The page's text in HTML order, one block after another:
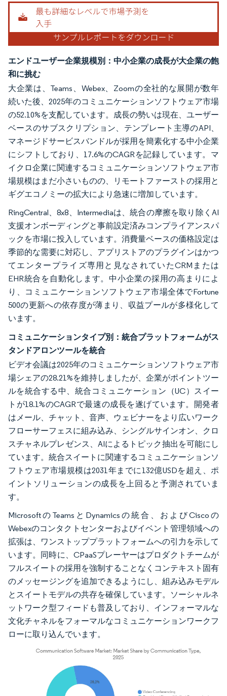
エンドユーザー企業規模別：中小企業の成長が大企業の飽
和に挑む
大企業は、Teams、Webex、Zoomの全社的な展開が数年
続いた後、2025年のコミュニケーションソフトウェア市場
の52.10%を支配しています。成長の勢いは現在、ユーザー
ベースのサブスクリプション、テンプレート主導のAPI、
マネージドサービスバンドルが採用を簡素化する中小企業
にシフトしており、17.6%のCAGRを記録しています。マ
イクロ企業に関連するコミュニケーションソフトウェア市
場規模はまだ小さいものの、リモートファーストの採用と
ギグエコノミーの拡大により急速に増加しています。
RingCentral、8x8、Intermediaは、統合の摩擦を取り除くAI
支援オンボーディングと事前設定済みコンプライアンスパ
ックを市場に投入しています。消費量ベースの価格設定は
季節的な需要に対応し、アプリストアのプラグインはかつ
てエンタープライズ専用と見なされていたCRMまたは
EHR統合を自動化します。中小企業の採用の高まりによ
り、コミュニケーションソフトウェア市場全体でFortune
500の更新への依存度が薄まり、収益プールが多様化して
います。
コミュニケーションタイプ別：統合プラットフォームがス
タンドアロンツールを統合
ビデオ会議は2025年のコミュニケーションソフトウェア市
場シェアの28.21%を維持しましたが、企業がポイントツー
ルを統合する中、統合コミュニケーション（UC）スイー
トが18.1%のCAGRで最速の成長を遂げています。開発者
はメール、チャット、音声、ウェビナーをより広いワーク
フローサーフェスに組み込み、シングルサインオン、クロ
スチャネルプレゼンス、AIによるトピック抽出を可能にし
ています。統合スイートに関連するコミュニケーションソ
フトウェア市場規模は2031年までに132億USDを超え、ポ
イントソリューションの成長を上回ると予測されていま
す。
MicrosoftのTeamsとDynamicsの統合、およびCiscoの
Webexのコンタクトセンターおよびイベント管理領域への
拡張は、ワンストッププラットフォームへの引力を示して
います。同時に、CPaaSプレーヤーはプロダクトチームが
フルスイートの採用を強制することなくコンテキスト固有
のメッセージングを追加できるようにし、組み込みモデル
とスイートモデルの共存を確保しています。ソーシャルネ
ットワーク型フィードも普及しており、インフォーマルな
文化チャネルをフォーマルなコミュニケーションワークフ
ローに取り込んでいます。